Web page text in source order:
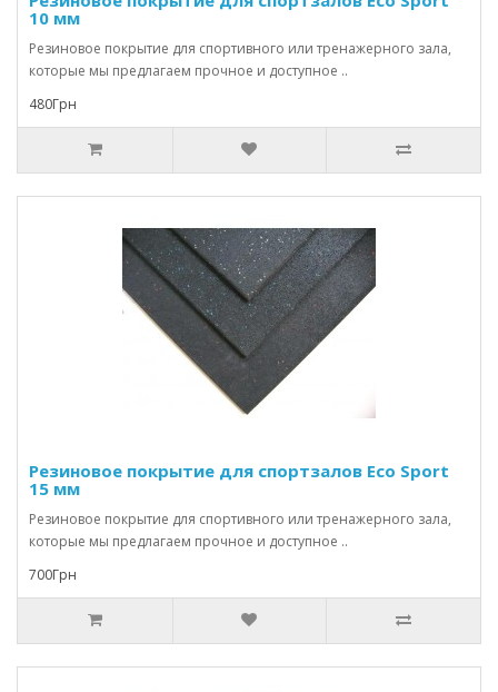
10 мм
Резиновое покрытие для спортивного или тренажерного зала,
которые мы предлагаем прочное и доступное ..
480Грн
Резиновое покрытие для спортзалов Eco Sport
15 мм
Резиновое покрытие для спортивного или тренажерного зала,
которые мы предлагаем прочное и доступное ..
700Грн